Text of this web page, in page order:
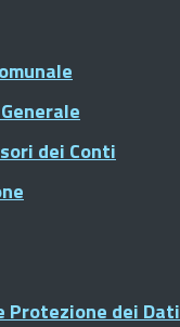
dei Conti
Protezione dei Dati